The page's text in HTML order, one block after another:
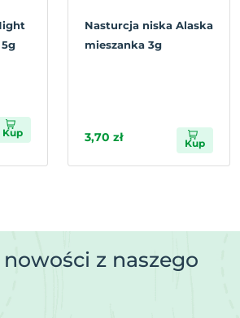
Kup
Nasturcja niska Alaska
mieszanka 3g
3,70 zł Kup
z naszego